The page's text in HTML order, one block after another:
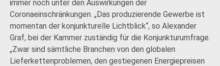
immer noch unter den Auswirkungen der
Coronaeinschränkungen. „Das produzierende Gewerbe ist
momentan der konjunkturelle Lichtblick“, so Alexander
Graf, bei der Kammer zuständig für die Konjunkturumfrage.
„Zwar sind sämtliche Branchen von den globalen
Lieferkettenproblemen, den gestiegenen Energiepreisen